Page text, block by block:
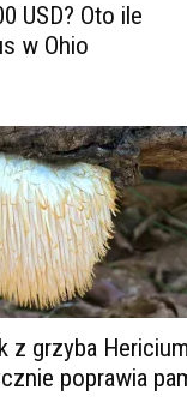
USD? Oto ile
w Ohio
z grzyba Hericium
poprawia